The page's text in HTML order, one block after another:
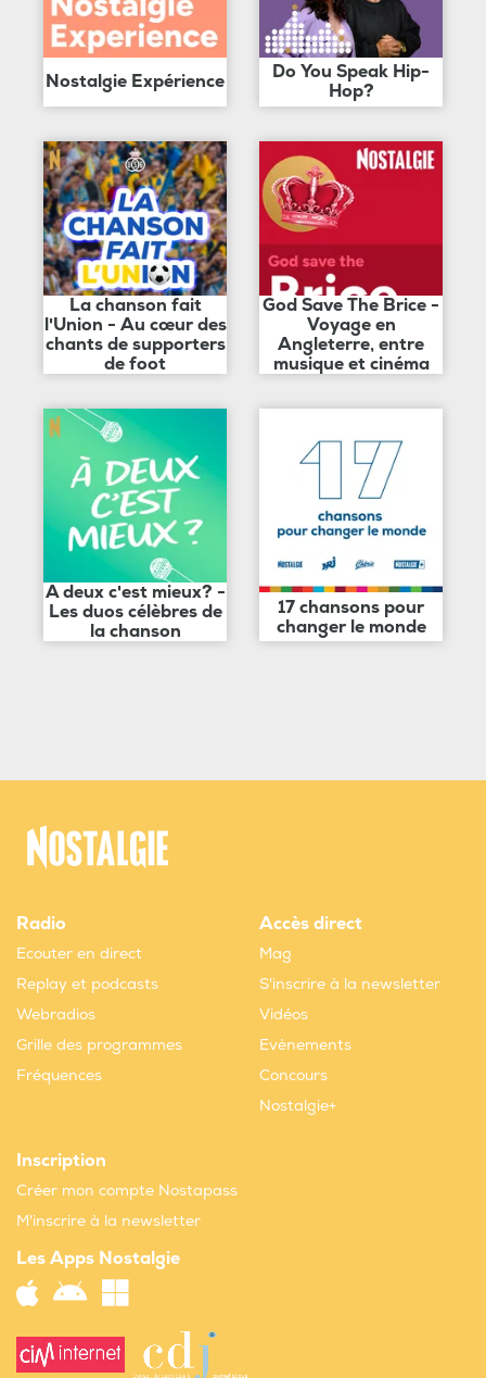
Nostalgie Expérience
Do You Speak Hip-
Hop?
La chanson fait
l'Union - Au cœur des
chants de supporters
de foot
God Save The Brice -
Voyage en
Angleterre, entre
musique et cinéma
A deux c'est mieux? -
Les duos célèbres de
la chanson
17 chansons pour
changer le monde
Radio
Ecouter en direct
Replay et podcasts
Webradios
Grille des programmes
Fréquences
Accès direct
Mag
S'inscrire à la newsletter
Vidéos
Evènements
Concours
Nostalgie+
Inscription
Créer mon compte Nostapass
M'inscrire à la newsletter
Les Apps Nostalgie